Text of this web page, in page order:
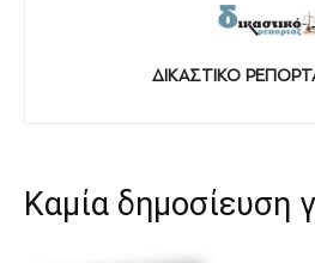
ΔΙΚΑΣΤΙΚΟ
Καμία δημοσίευση